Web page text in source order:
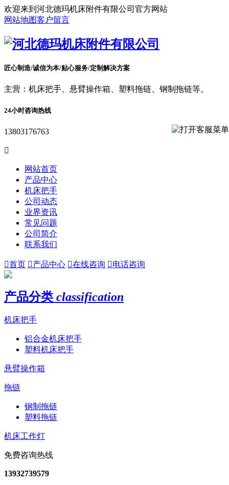
欢迎来到河北德玛机床附件有限公司官方网站
网站地图客户留言
匠心制造/诚信为本/贴心服务/定制解决方案
主营：机床把手、悬臂操作箱、塑料拖链、钢制拖链等。
24小时咨询热线
13803176763

网站首页
产品中心
机床把手
公司动态
业界资讯
常见问题
公司简介
联系我们
首页 产品中心 在线咨询 电话咨询
产品分类 classification
机床把手
铝合金机床把手
塑料机床把手
悬臂操作箱
拖链
钢制拖链
塑料拖链
机床工作灯
免费咨询热线
13932739579